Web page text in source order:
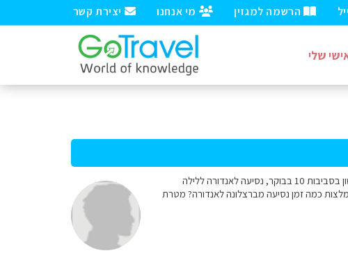
יצירת קשר מי אנחנו הרשמה למגזין
שלי
שלום רב אני מתכנן טיול בסוף החודש לברצלונה המסלול המתוכנן הוא נחיתה בברצלונה ביום ראשון בסביבות 10 בבוקר, נסיעה לאנדורה ללילה
לקבל חוות דעת והמלצות כמה זמן נסיעה מברצלונה לאנדורה? מטרת